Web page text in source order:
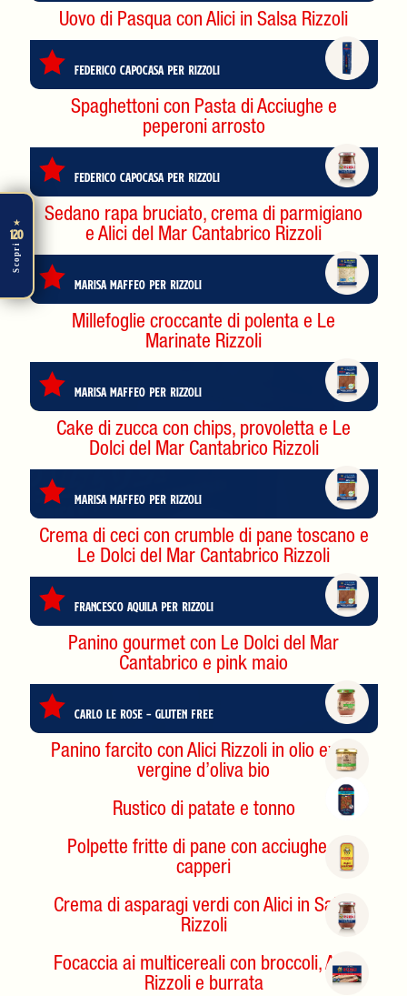
Uovo di Pasqua con Alici in Salsa Rizzoli
Federico Capocasa per Rizzoli
Spaghettoni con Pasta di Acciughe e
peperoni arrosto
Federico Capocasa per Rizzoli
Sedano rapa bruciato, crema di parmigiano
e Alici del Mar Cantabrico Rizzoli
Marisa Maffeo per Rizzoli
Millefoglie croccante di polenta e Le
Marinate Rizzoli
Marisa Maffeo per Rizzoli
Cake di zucca con chips, provoletta e Le
Dolci del Mar Cantabrico Rizzoli
Marisa Maffeo per Rizzoli
Crema di ceci con crumble di pane toscano e
Le Dolci del Mar Cantabrico Rizzoli
Francesco Aquila per Rizzoli
Panino gourmet con Le Dolci del Mar
Cantabrico e pink maio
Carlo Le Rose – gluten free
Panino farcito con Alici Rizzoli in olio extra
vergine d’oliva bio
Rustico di patate e tonno
Polpette fritte di pane con acciughe e
capperi
Crema di asparagi verdi con Alici in Salsa
Rizzoli
Focaccia ai multicereali con broccoli, Alici
Rizzoli e burrata
★
120
Scopri